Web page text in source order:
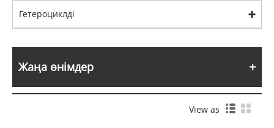
Гетероциклді
Жаңа өнімдер
View as